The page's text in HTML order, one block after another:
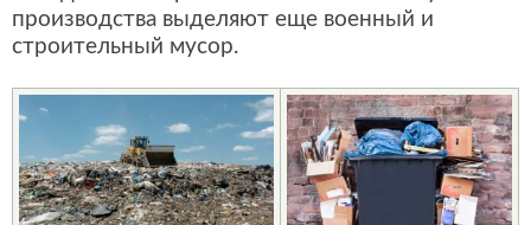
производства выделяют еще военный и
строительный мусор.